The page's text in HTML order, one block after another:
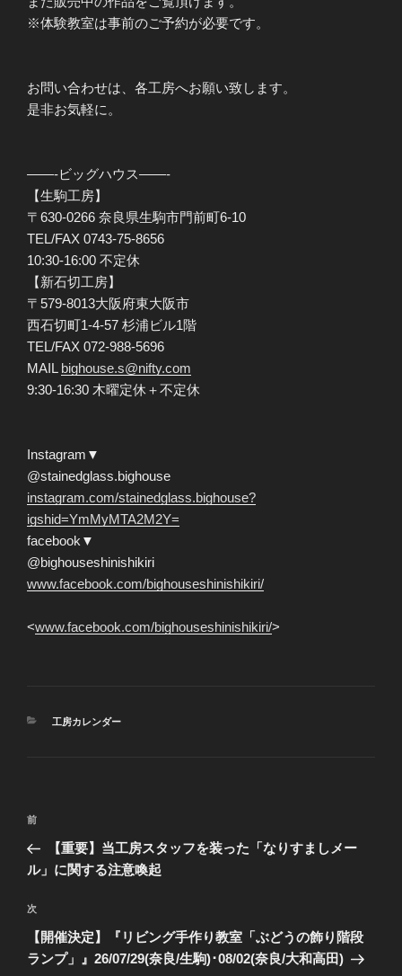
※体験教室は事前のご予約が必要です。
お問い合わせは、各工房へお願い致します。
是非お気軽に。
——-ビッグハウス——-
【生駒工房】
〒630-0266 奈良県生駒市門前町6-10
TEL/FAX 0743-75-8656
10:30-16:00 不定休
【新石切工房】
〒579-8013大阪府東大阪市
西石切町1-4-57 杉浦ビル1階
TEL/FAX 072-988-5696
MAIL bighouse.s@nifty.com
9:30-16:30 木曜定休＋不定休
Instagram▼
@stainedglass.bighouse
instagram.com/stainedglass.bighouse?
igshid=YmMyMTA2M2Y=
facebook▼
@bighouseshinishikiri
www.facebook.com/bighouseshinishikiri/
<www.facebook.com/bighouseshinishikiri/>
カ
工房カレンダー
投
ナ
ゲ
ー
シ
前
の
投
前
【重要】当工房スタッフを装った「なりすましメー
ル」に関する注意喚起
次
の
投
次
【開催決定】『リビング手作り教室「ぶどうの飾り階段
ランプ」』26/07/29(奈良/生駒)･08/02(奈良/大和高田)